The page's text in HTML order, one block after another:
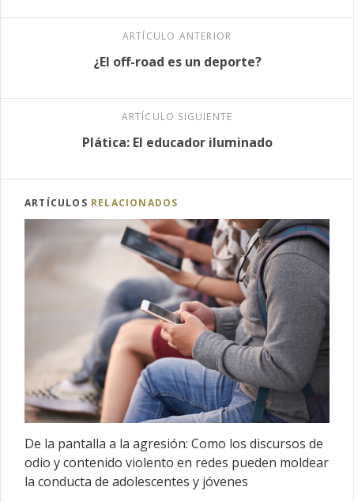
ARTÍCULO ANTERIOR
¿El off-road es un deporte?
ARTÍCULO SIGUIENTE
Plática: El educador iluminado
ARTÍCULOS RELACIONADOS
De la pantalla a la agresión: Como los discursos de
odio y contenido violento en redes pueden moldear
la conducta de adolescentes y jóvenes